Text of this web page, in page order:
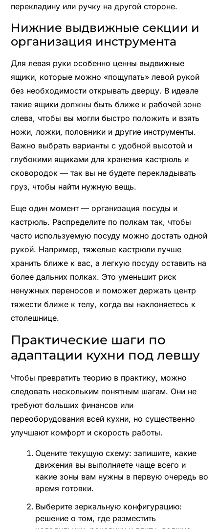
перекладину или ручку на другой стороне.
Нижние выдвижные секции и
организация инструмента
Для левая руки особенно ценны выдвижные
ящики, которые можно «пощупать» левой рукой
без необходимости открывать дверцу. В идеале
такие ящики должны быть ближе к рабочей зоне
слева, чтобы вы могли быстро положить и взять
ножи, ложки, половники и другие инструменты.
Важно выбрать варианты с удобной высотой и
глубокими ящиками для хранения кастрюль и
сковородок — так вы не будете перекладывать
груз, чтобы найти нужную вещь.
Еще один момент — организация посуды и
кастрюль. Распределите по полкам так, чтобы
часто используемую посуду можно достать одной
рукой. Например, тяжелые кастрюли лучше
хранить ближе к вас, а легкую посуду оставить на
более дальних полках. Это уменьшит риск
ненужных переносов и поможет держать центр
тяжести ближе к телу, когда вы наклоняетесь к
столешнице.
Практические шаги по
адаптации кухни под левшу
Чтобы превратить теорию в практику, можно
следовать нескольким понятным шагам. Они не
требуют больших финансов или
переоборудования всей кухни, но существенно
улучшают комфорт и скорость работы.
Оцените текущую схему: запишите, какие
движения вы выполняете чаще всего и
какие зоны вам нужны в первую очередь во
время готовки.
Выберите зеркальную конфигурацию:
решение о том, где разместить